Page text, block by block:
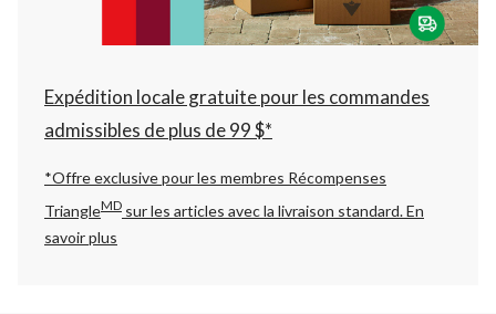
à
22:00
changer
Expédition locale gratuite pour les commandes
admissibles de plus de 99 $*
*Offre exclusive pour les membres Récompenses
TriangleMD sur les articles avec la livraison standard.En
savoir plus